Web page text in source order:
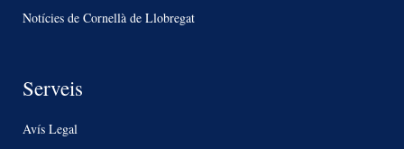
Notícies de Cornellà de Llobregat
Serveis
Avís Legal